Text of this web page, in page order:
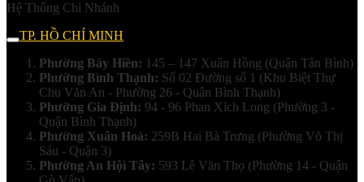
Hệ Thống Chi Nhánh
TP. HỒ CHÍ MINH
Phường Bảy Hiền: 145 – 147 Xuân Hồng (Quận Tân Bình)
Phường Bình Thạnh: Số 02 Đường số 1 (Khu Biệt Thự
Chu Văn An - Phường 26 - Quận Bình Thạnh)
Phường Gia Định: 94 - 96 Phan Xích Long (Phường 3 -
Quận Bình Thạnh)
Phường Xuân Hoà: 259B Hai Bà Trưng (Phường Võ Thị
Sáu - Quận 3)
Phường An Hội Tây: 593 Lê Văn Thọ (Phường 14 - Quận